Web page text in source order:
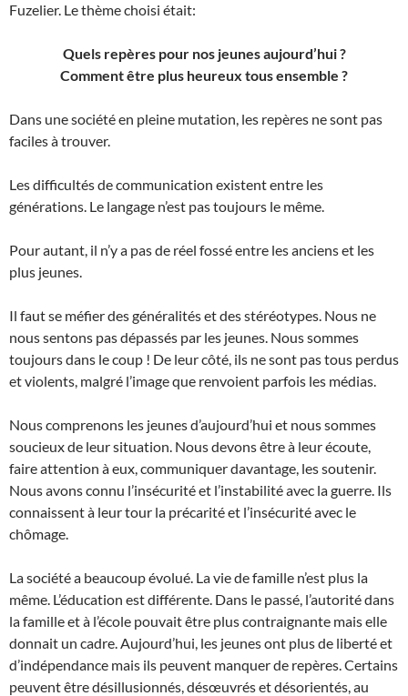
Fuzelier. Le thème choisi était:
Quels repères pour nos jeunes aujourd’hui ?
Comment être plus heureux tous ensemble ?
Dans une société en pleine mutation, les repères ne sont pas
faciles à trouver.
Les difficultés de communication existent entre les
générations. Le langage n’est pas toujours le même.
Pour autant, il n’y a pas de réel fossé entre les anciens et les
plus jeunes.
Il faut se méfier des généralités et des stéréotypes. Nous ne
nous sentons pas dépassés par les jeunes. Nous sommes
toujours dans le coup ! De leur côté, ils ne sont pas tous perdus
et violents, malgré l’image que renvoient parfois les médias.
Nous comprenons les jeunes d’aujourd’hui et nous sommes
soucieux de leur situation. Nous devons être à leur écoute,
faire attention à eux, communiquer davantage, les soutenir.
Nous avons connu l’insécurité et l’instabilité avec la guerre. Ils
connaissent à leur tour la précarité et l’insécurité avec le
chômage.
La société a beaucoup évolué. La vie de famille n’est plus la
même. L’éducation est différente. Dans le passé, l’autorité dans
la famille et à l’école pouvait être plus contraignante mais elle
donnait un cadre. Aujourd’hui, les jeunes ont plus de liberté et
d’indépendance mais ils peuvent manquer de repères. Certains
peuvent être désillusionnés, désœuvrés et désorientés, au